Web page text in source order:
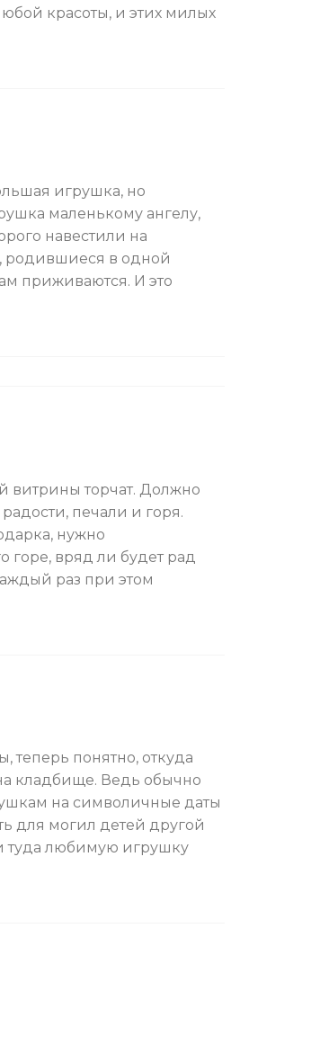
красоты, и этих милых
игрушка, но
маленькому ангелу,
навестили на
родившиеся в одной
приживаются. И это
витрины торчат. Должно
печали и горя.
нужно
горе, вряд ли будет рад
раз при этом
теперь понятно, откуда
кладбище. Ведь обычно
на символичные даты
для могил детей другой
туда любимую игрушку